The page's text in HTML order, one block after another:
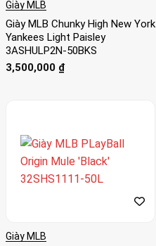
Giày MLB
Giày MLB Chunky High New York
Yankees Light Paisley
3ASHULP2N-50BKS
3,500,000 ₫
Giày MLB